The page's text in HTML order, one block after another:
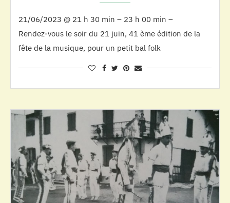
21/06/2023 @ 21 h 30 min – 23 h 00 min –
Rendez-vous le soir du 21 juin, 41 ème édition de la
fête de la musique, pour un petit bal folk